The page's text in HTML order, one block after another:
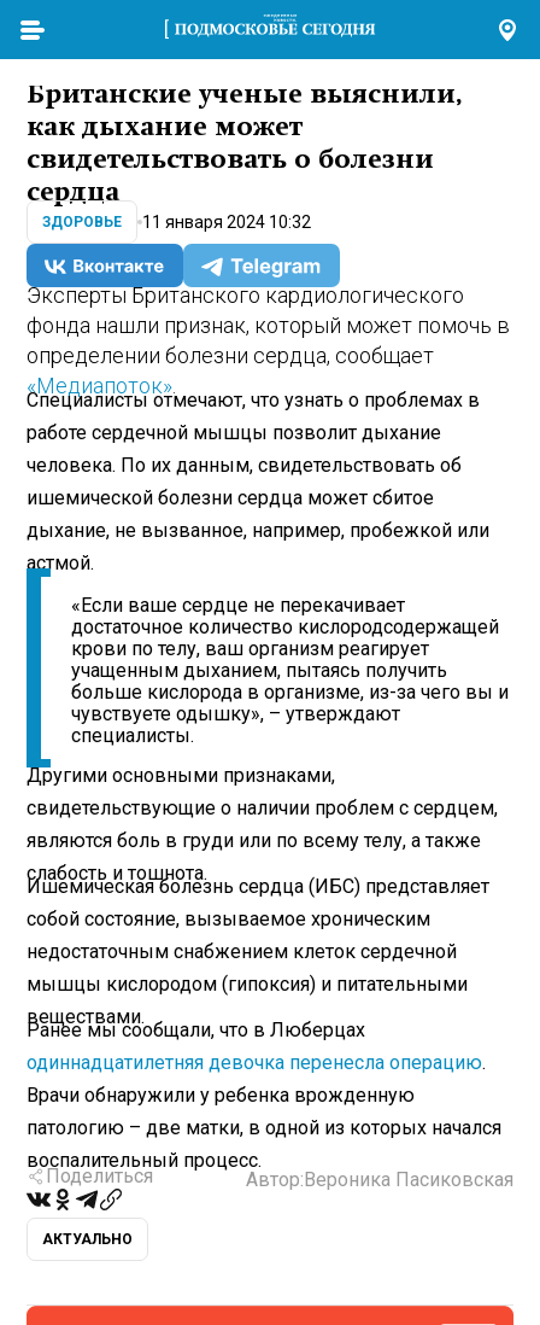
Британские ученые выяснили,
как дыхание может
свидетельствовать о болезни
сердца
ЗДОРОВЬЕ 11 января 2024 10:32
Эксперты Британского кардиологического
фонда нашли признак, который может помочь в
определении болезни сердца, сообщает
«Медиапоток»
Специалисты отмечают, что узнать о проблемах в
работе сердечной мышцы позволит дыхание
человека. По их данным, свидетельствовать об
ишемической болезни сердца может сбитое
дыхание, не вызванное, например, пробежкой или
астмой.
«Если ваше сердце не перекачивает
достаточное количество кислородсодержащей
крови по телу, ваш организм реагирует
учащенным дыханием, пытаясь получить
больше кислорода в организме, из-за чего вы и
чувствуете одышку», – утверждают
специалисты.
Другими основными признаками,
свидетельствующие о наличии проблем с сердцем,
являются боль в груди или по всему телу, а также
слабость и тошнота.
Ишемическая болезнь сердца (ИБС) представляет
собой состояние, вызываемое хроническим
недостаточным снабжением клеток сердечной
мышцы кислородом (гипоксия) и питательными
веществами.
Ранее мы сообщали, что в Люберцах
одиннадцатилетняя девочка перенесла операцию.
Врачи обнаружили у ребенка врожденную
патологию – две матки, в одной из которых начался
воспалительный процесс.
Поделиться Автор: Вероника Пасиковская
АКТУАЛЬНО